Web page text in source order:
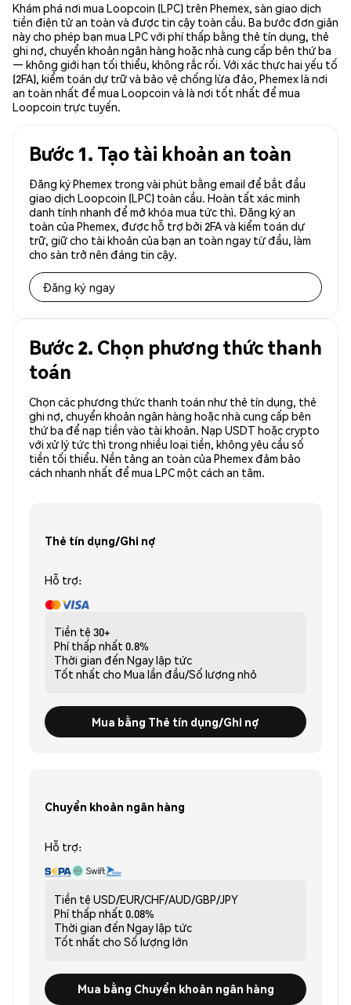
Khám phá nơi mua Loopcoin (LPC) trên Phemex, sàn giao dịch
tiền điện tử an toàn và được tin cậy toàn cầu. Ba bước đơn giản
này cho phép bạn mua LPC với phí thấp bằng thẻ tín dụng, thẻ
ghi nợ, chuyển khoản ngân hàng hoặc nhà cung cấp bên thứ ba
— không giới hạn tối thiểu, không rắc rối. Với xác thực hai yếu tố
(2FA), kiểm toán dự trữ và bảo vệ chống lừa đảo, Phemex là nơi
an toàn nhất để mua Loopcoin và là nơi tốt nhất để mua
Loopcoin trực tuyến.
Bước 1. Tạo tài khoản an toàn
Đăng ký Phemex trong vài phút bằng email để bắt đầu
giao dịch Loopcoin (LPC) toàn cầu. Hoàn tất xác minh
danh tính nhanh để mở khóa mua tức thì. Đăng ký an
toàn của Phemex, được hỗ trợ bởi 2FA và kiểm toán dự
trữ, giữ cho tài khoản của bạn an toàn ngay từ đầu, làm
cho sàn trở nên đáng tin cậy.
Đăng ký ngay
Bước 2. Chọn phương thức thanh
toán
Chọn các phương thức thanh toán như thẻ tín dụng, thẻ
ghi nợ, chuyển khoản ngân hàng hoặc nhà cung cấp bên
thứ ba để nạp tiền vào tài khoản. Nạp USDT hoặc crypto
với xử lý tức thì trong nhiều loại tiền, không yêu cầu số
tiền tối thiểu. Nền tảng an toàn của Phemex đảm bảo
cách nhanh nhất để mua LPC một cách an tâm.
Thẻ tín dụng/Ghi nợ
Hỗ trợ:
Tiền tệ 30+
Phí thấp nhất 0.8%
Thời gian đến Ngay lập tức
Tốt nhất cho Mua lần đầu/Số lượng nhỏ
Mua bằng Thẻ tín dụng/Ghi nợ
Chuyển khoản ngân hàng
Hỗ trợ:
Tiền tệ USD/EUR/CHF/AUD/GBP/JPY
Phí thấp nhất 0.08%
Thời gian đến Ngay lập tức
Tốt nhất cho Số lượng lớn
Mua bằng Chuyển khoản ngân hàng